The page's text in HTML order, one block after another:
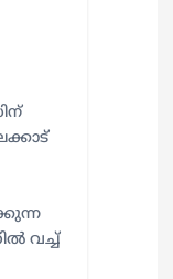
വച്ച്